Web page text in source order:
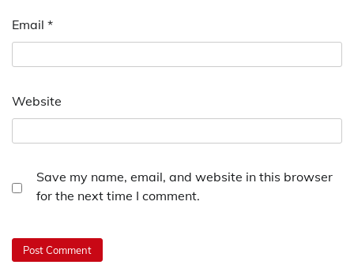
Email *
Website
Save my name, email, and website in this browser
for the next time I comment.